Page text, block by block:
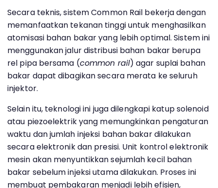
Secara teknis, sistem Common Rail bekerja dengan
memanfaatkan tekanan tinggi untuk menghasilkan
atomisasi bahan bakar yang lebih optimal. Sistem ini
menggunakan jalur distribusi bahan bakar berupa
rel pipa bersama (common rail) agar suplai bahan
bakar dapat dibagikan secara merata ke seluruh
injektor.
Selain itu, teknologi ini juga dilengkapi katup solenoid
atau piezoelektrik yang memungkinkan pengaturan
waktu dan jumlah injeksi bahan bakar dilakukan
secara elektronik dan presisi. Unit kontrol elektronik
mesin akan menyuntikkan sejumlah kecil bahan
bakar sebelum injeksi utama dilakukan. Proses ini
membuat pembakaran menjadi lebih efisien,